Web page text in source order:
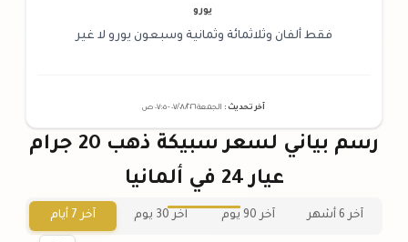
يورو
فقط ألفان وثلاثمائة وثمانية وسبعون يورو لا غير
آخر تحديث : الجمعة ٠٧ /٠٨/٢٠٢٦ - ٠٧:٠٥ ص
رسم بياني لسعر سبيكة ذهب 20 جرام
عيار 24 في ألمانيا
آخر 6 أشهر آخر 90 يوم آخر 30 يوم آخر 7 أيام